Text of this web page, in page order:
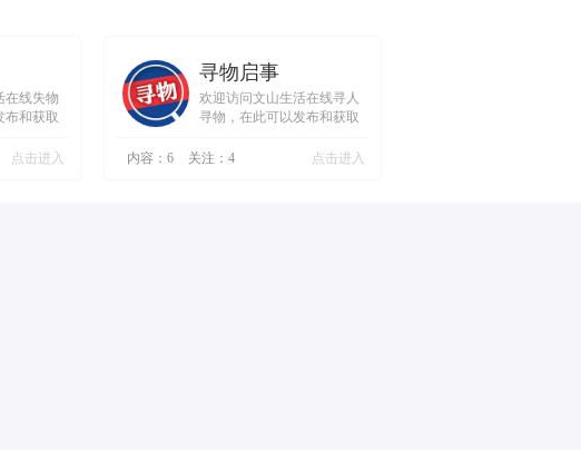
在线失物
布和获取
点击进入
寻物启事
欢迎访问文山生活在线寻人
寻物，在此可以发布和获取
时，请务必留下联系方式
内容： 6 关注： 4 点击进入